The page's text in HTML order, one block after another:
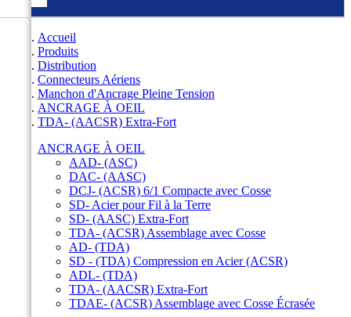
Accueil
Produits
Distribution
Connecteurs Aériens
Manchon d'Ancrage Pleine Tension
ANCRAGE À OEIL
TDA- (AACSR) Extra-Fort
ANCRAGE À OEIL
AAD- (ASC)
DAC- (AASC)
DCJ- (ACSR) 6/1 Compacte avec Cosse
SD- Acier pour Fil à la Terre
SD- (AASC) Extra-Fort
TDA- (ACSR) Assemblage avec Cosse
AD- (TDA)
SD - (TDA) Compression en Acier (ACSR)
ADL- (TDA)
TDA- (AACSR) Extra-Fort
TDAE- (ACSR) Assemblage avec Cosse Écrasée